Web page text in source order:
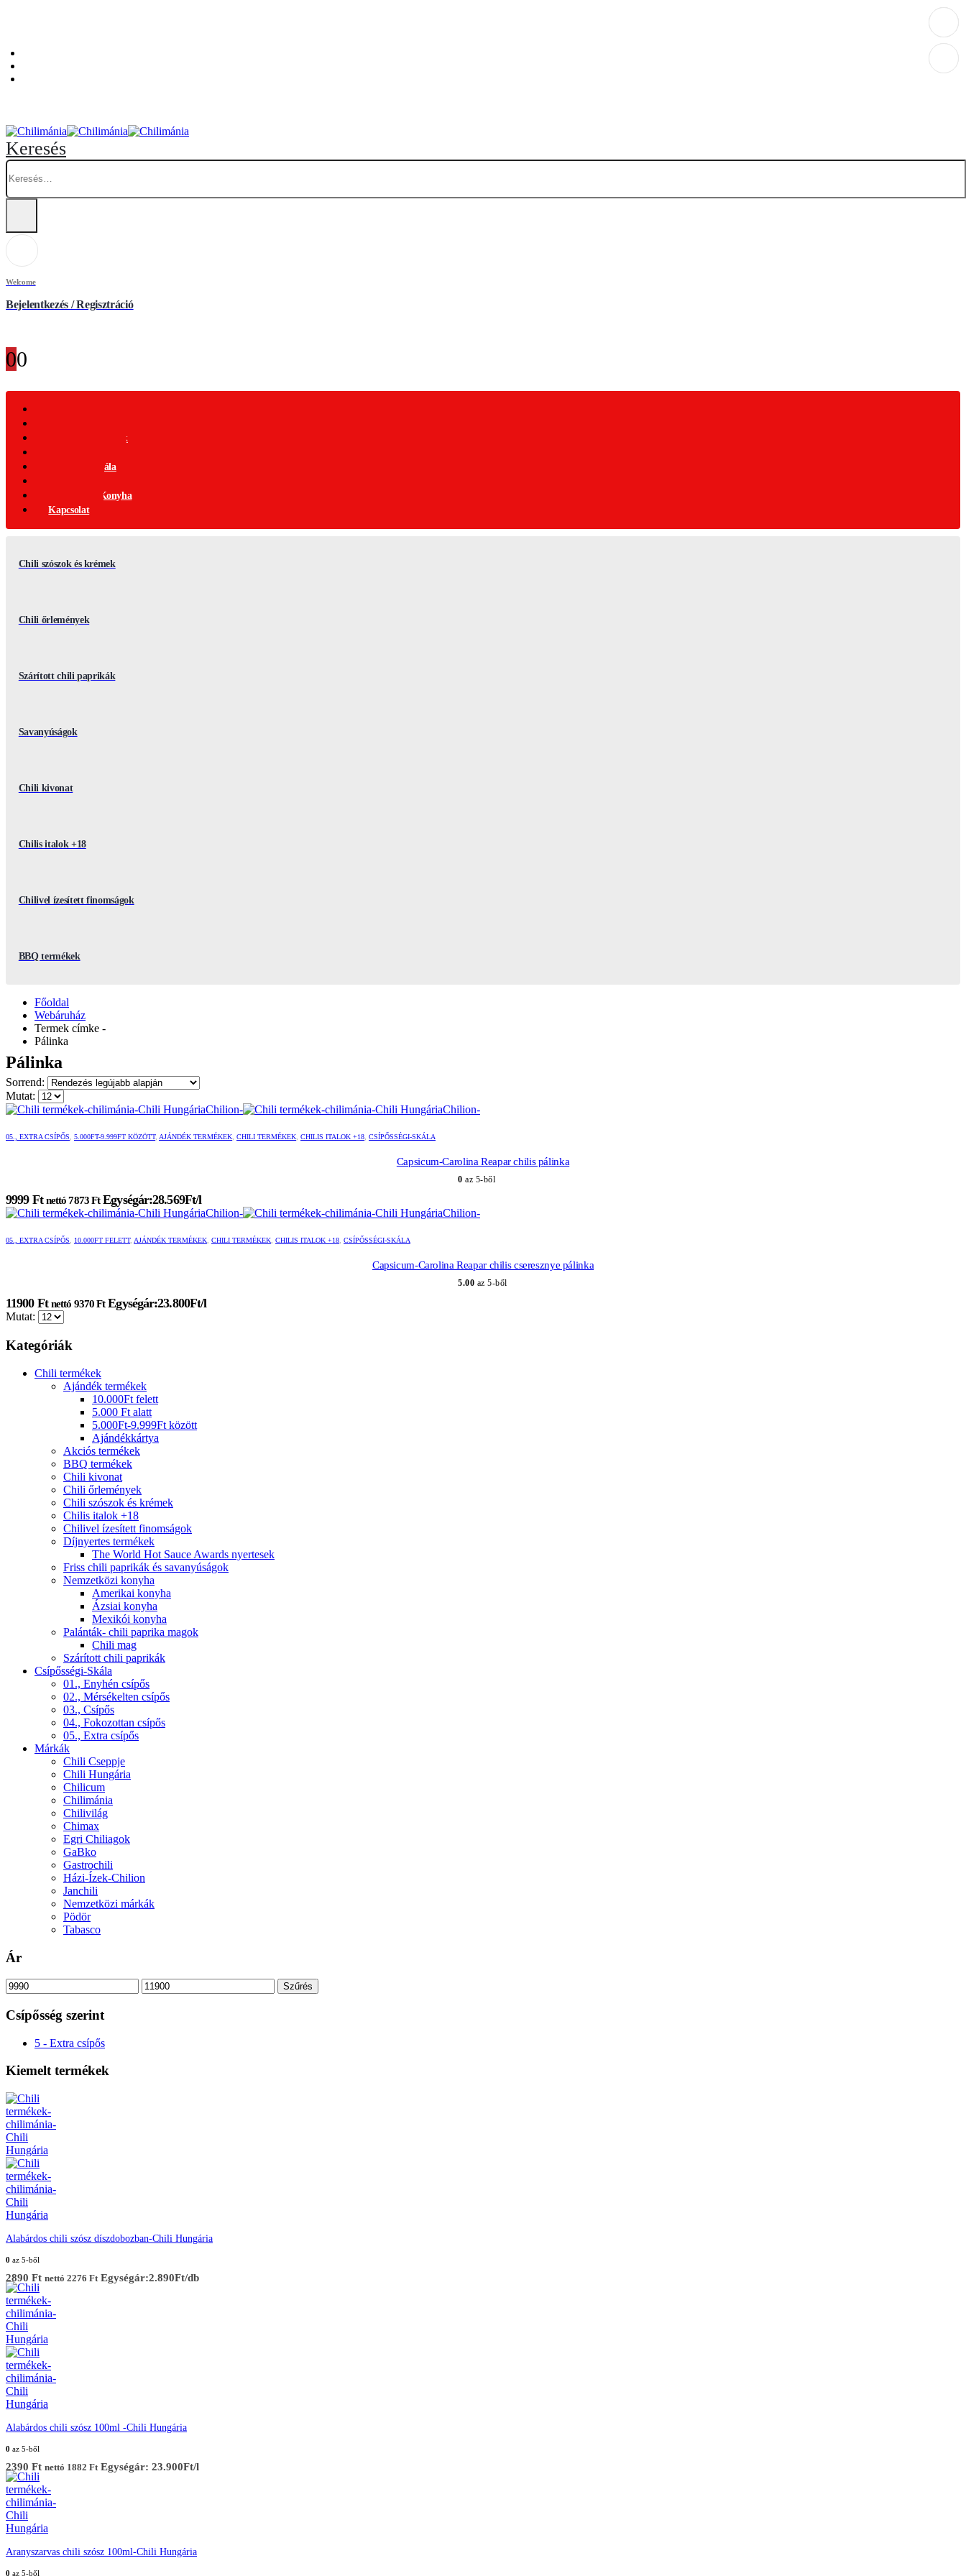
Keresés
Welcome
Bejelentkezés / Regisztráció
00
Ajándék Termékek
Csípősségi-Skála
Nemzetközi Konyha
Kapcsolat
Chili szószok és krémek
Chili őrlemények
Szárított chili paprikák
Savanyúságok
Chili kivonat
Chilis italok +18
Chilivel ízesített finomságok
BBQ termékek
Főoldal
Webáruház
Termek címke -
Pálinka
Pálinka
Sorrend:
Mutat:
05., EXTRA CSÍPŐS, 5.000FT-9.999FT KÖZÖTT, AJÁNDÉK TERMÉKEK, CHILI TERMÉKEK, CHILIS ITALOK +18, CSÍPŐSSÉGI-SKÁLA
Capsicum-Carolina Reapar chilis pálinka
0 az 5-ből
9999 Ft nettó7873Ft Egységár:28.569Ft/l
05., EXTRA CSÍPŐS, 10.000FT FELETT, AJÁNDÉK TERMÉKEK, CHILI TERMÉKEK, CHILIS ITALOK +18, CSÍPŐSSÉGI-SKÁLA
Capsicum-Carolina Reapar chilis cseresznye pálinka
5.00 az 5-ből
11900 Ft nettó 9370Ft Egységár:23.800Ft/l
Mutat:
Kategóriák
Chili termékek
Ajándék termékek
10.000Ft felett
5.000 Ft alatt
5.000Ft-9.999Ft között
Ajándékkártya
Akciós termékek
BBQ termékek
Chili kivonat
Chili őrlemények
Chili szószok és krémek
Chilis italok +18
Chilivel ízesített finomságok
Díjnyertes termékek
The World Hot Sauce Awards nyertesek
Friss chili paprikák és savanyúságok
Nemzetközi konyha
Amerikai konyha
Ázsiai konyha
Mexikói konyha
Palánták- chili paprika magok
Chili mag
Szárított chili paprikák
Csípősségi-Skála
01., Enyhén csípős
02., Mérsékelten csípős
03., Csípős
04., Fokozottan csípős
05., Extra csípős
Márkák
Chili Cseppje
Chili Hungária
Chilicum
Chilimánia
Chilivilág
Chimax
Egri Chiliagok
GaBko
Gastrochili
Házi-Ízek-Chilion
Janchili
Nemzetközi márkák
Pödör
Tabasco
Ár
Min
ár
Max
ár
Szűrés
Csípősség szerint
5 - Extra csípős
Kiemelt termékek
Alabárdos chili szósz díszdobozban-Chili Hungária
0 az 5-ből
2890 Ft nettó 2276 Ft Egységár:2.890Ft/db
Alabárdos chili szósz 100ml -Chili Hungária
0 az 5-ből
2390 Ft nettó 1882 Ft Egységár: 23.900Ft/l
Aranyszarvas chili szósz 100ml-Chili Hungária
0 az 5-ből